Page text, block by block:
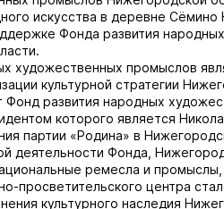
искусства в деревне Сëмино
Фонда развития
художественных промыслов
культурной стратегии
развития народных
которого является
партии «Родина» в
деятельности Фонда,
ремесла и
просветительского центра
культурного наследия